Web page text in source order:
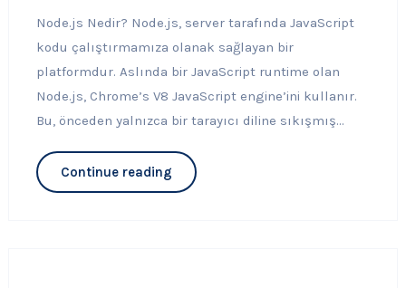
Node.js Nedir? Node.js, server tarafında JavaScript
kodu çalıştırmamıza olanak sağlayan bir
platformdur. Aslında bir JavaScript runtime olan
Node.js, Chrome’s V8 JavaScript engine’ini kullanır.
Bu, önceden yalnızca bir tarayıcı diline sıkışmış...
Continue reading